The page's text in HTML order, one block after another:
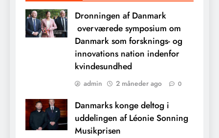
Dronningen af Danmark
overværede symposium om
Danmark som forsknings- og
innovations nation indenfor
kvindesundhed
admin 2 måneder ago 0
Danmarks konge deltog i
uddelingen af Léonie Sonning
Musikprisen